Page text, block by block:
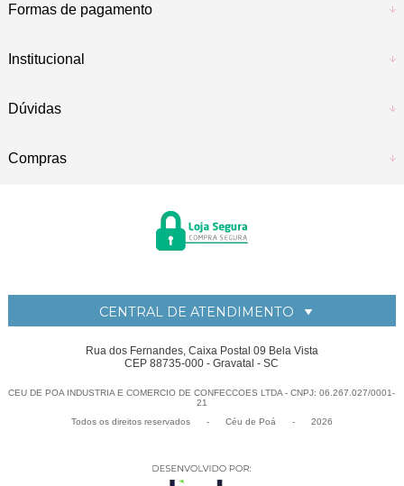
Formas de pagamento
Institucional
Dúvidas
Compras
CENTRAL DE ATENDIMENTO
Rua dos Fernandes, Caixa Postal 09 Bela Vista
CEP 88735-000 - Gravatal - SC
CEU DE POA INDUSTRIA E COMERCIO DE CONFECCOES LTDA - CNPJ: 06.267.027/0001-
21
Todos os direitos reservados
- Céu de Po - 2026